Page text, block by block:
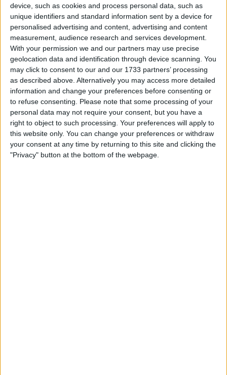
device, such as cookies and process personal data, such as
unique identifiers and standard information sent by a device for
personalised advertising and content, advertising and content
measurement, audience research and services development.
With your permission we and our partners may use precise
geolocation data and identification through device scanning. You
may click to consent to our and our 1733 partners’ processing
as described above. Alternatively you may access more detailed
information and change your preferences before consenting or
to refuse consenting.
Please note that some processing of your
personal data may not require your consent, but you have a
right to object to such processing. Your preferences will apply to
this website only. You can change your preferences or withdraw
your consent at any time by returning to this site and clicking the
"Privacy" button at the bottom of the webpage.
Leia também
Relatório médico e abandonos -
Volta a Itália 2026, 21a etapa:
Sean Flynn não chega ao final e
totaliza 33 abandonos
2ª etapa